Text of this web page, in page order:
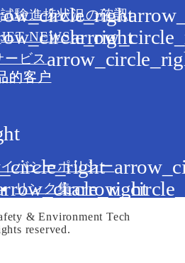
試験進捗状況の確認
JET NEWS
ビス
的客户
バシーポリシー
リンク集
& Environment Tech
reserved.